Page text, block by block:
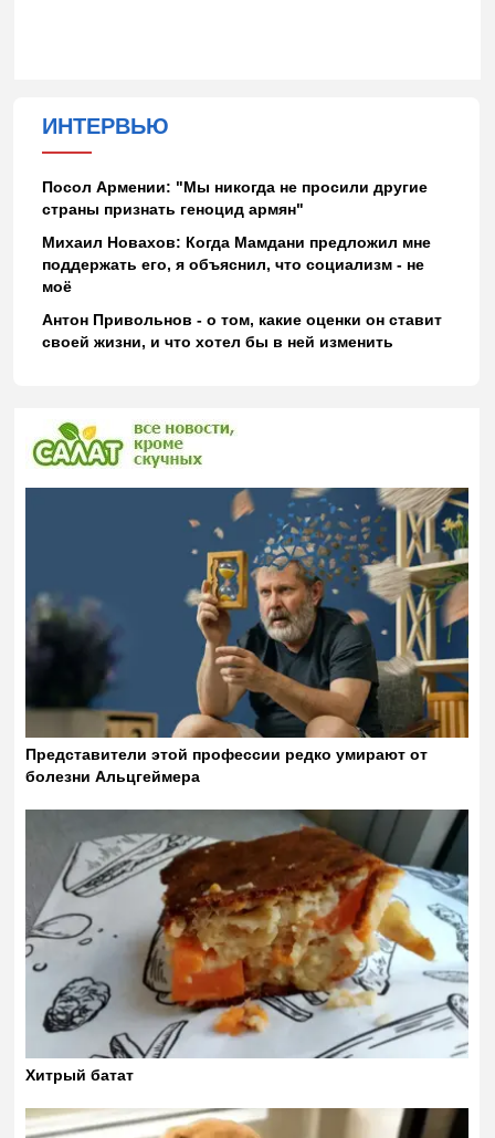
ИНТЕРВЬЮ
Посол Армении: "Мы никогда не просили другие
страны признать геноцид армян"
Михаил Новахов: Когда Мамдани предложил мне
поддержать его, я объяснил, что социализм - не
моё
Антон Привольнов - о том, какие оценки он ставит
своей жизни, и что хотел бы в ней изменить